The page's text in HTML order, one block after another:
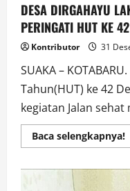
DESA DIRGAHAYU
PERINGATI HUT KE 42
Kontributor 31
SUAKA –
Tahun(HUT) ke 42
kegiatan Jalan sehat
Baca selengkapnya!